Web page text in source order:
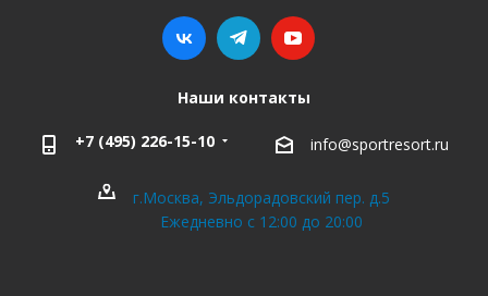
Наши контакты
+7 (495) 226-15-10 info@sportresort.ru
г.Москва, Эльдорадовский пер. д.5
Ежедневно с 12:00 до 20:00